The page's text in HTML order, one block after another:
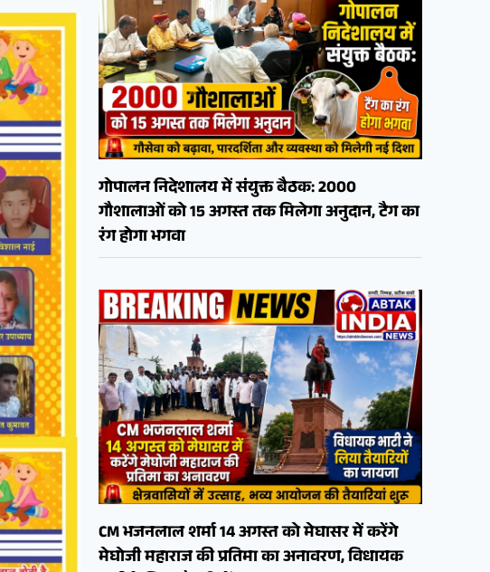
गोपालन निदेशालय में संयुक्त बैठक: 2000
गौशालाओं को 15 अगस्त तक मिलेगा अनुदान, टैग का
रंग होगा भगवा
CM भजनलाल शर्मा 14 अगस्त को मेघासर में करेंगे
मेघोजी महाराज की प्रतिमा का अनावरण, विधायक